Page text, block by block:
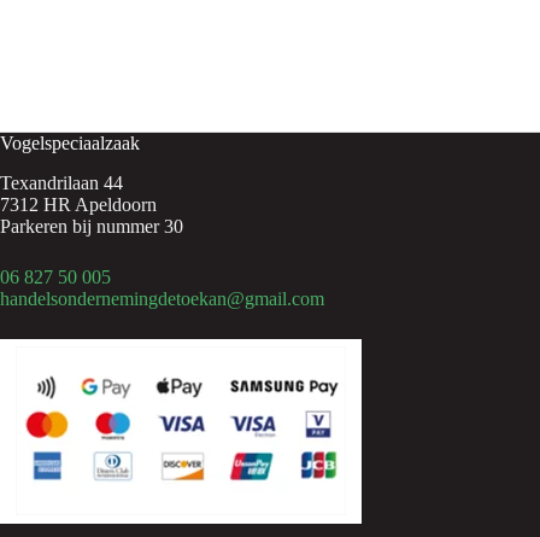
Vogelspeciaalzaak
Texandrilaan 44
7312 HR Apeldoorn
Parkeren bij nummer 30
06 827 50 005
handelsondernemingdetoekan@gmail.com